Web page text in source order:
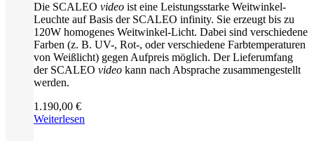
Die SCALEO video ist eine Leistungsstarke Weitwinkel-
Leuchte auf Basis der SCALEO infinity. Sie erzeugt bis zu
120W homogenes Weitwinkel-Licht. Dabei sind verschiedene
Farben (z. B. UV-, Rot-, oder verschiedene Farbtemperaturen
von Weißlicht) gegen Aufpreis möglich. Der Lieferumfang
der SCALEO video kann nach Absprache zusammengestellt
werden.
1.190,00 €
Weiterlesen